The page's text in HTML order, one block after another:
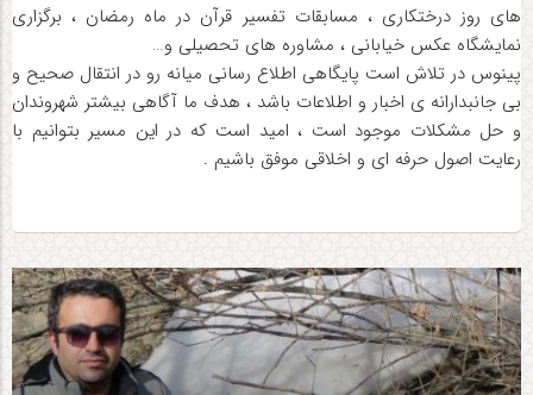
های روز درختکاری ، مسابقات تفسیر قرآن در ماه رمضان ، برگزاری
نمایشگاه عکس خیابانی ، مشاوره های تحصیلی و…
پینوس در تلاش است پایگاهی اطلاع رسانی میانه رو در انتقال صحیح و
بی جانبدارانه ی اخبار و اطلاعات باشد ، هدف ما آگاهی بیشتر شهروندان
و حل مشکلات موجود است ، امید است که در این مسیر بتوانیم با
رعایت اصول حرفه ای و اخلاقی موفق باشیم .